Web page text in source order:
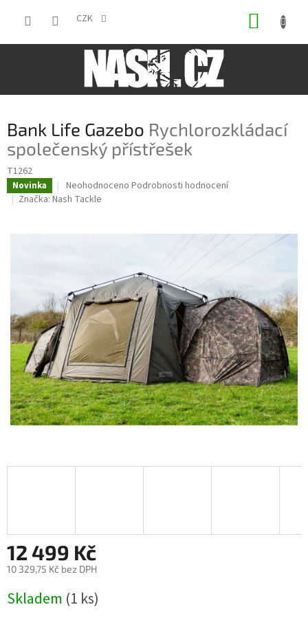
CZK
Bank Life Gazebo Rychlorozkládací
společenský přístřešek
T1262
Novinka
Průměrné
hodnocení
Neohodnoceno Podrobnosti hodnocení
Značka: Nash Tackle
12 499 Kč
10 329,75 Kč bez DPH
cena:
Skladem (1 ks)